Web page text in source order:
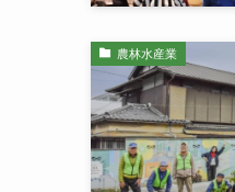
農林水産業